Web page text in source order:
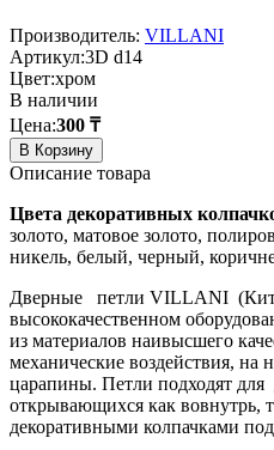
Производитель: VILLANI
Артикул:3D d14
Цвет:хром
В наличии
Цена:300 ₸
В Корзину
Описание товара
Цвета декоративных
золото, матовое золото,
никель, белый, черный,
Дверные петли VILLANI
высококачественном
из материалов наивысшего
механические воздействия,
царапины. Петли подходят
открывающихся как вовнутрь,
декоративными колпачками